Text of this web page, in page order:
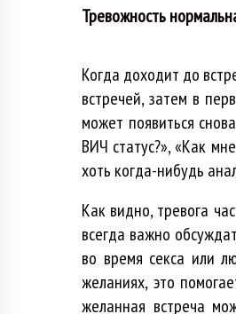
Тревожность
Когда доходит до
встречей, затем в
может появиться
ВИЧ статус?», «Как
хоть когда-нибудь
Как видно, тревога
всегда важно
во время секса или
желаниях, это
желанная встреча